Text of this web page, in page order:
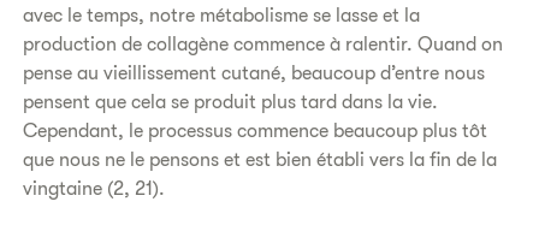
avec le temps, notre métabolisme se lasse et la
production de collagène commence à ralentir. Quand on
pense au vieillissement cutané, beaucoup d’entre nous
pensent que cela se produit plus tard dans la vie.
Cependant, le processus commence beaucoup plus tôt
que nous ne le pensons et est bien établi vers la fin de la
vingtaine (2, 21).